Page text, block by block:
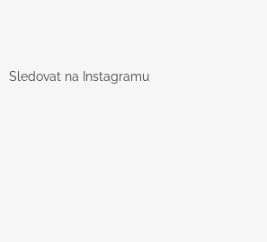
Sledovat na Instagramu